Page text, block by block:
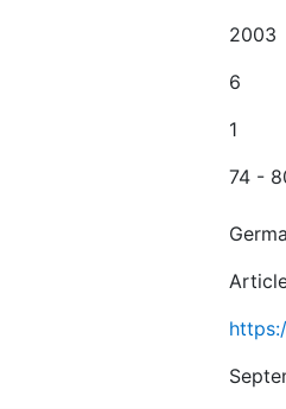
2003
6
1
74 -